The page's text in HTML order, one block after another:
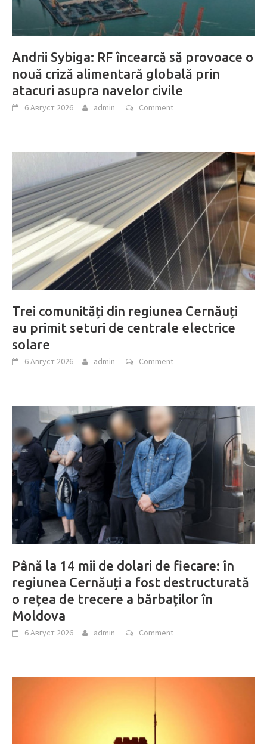
Andrii Sybiga: RF încearcă să provoace o
nouă criză alimentară globală prin
atacuri asupra navelor civile
6 Август 2026 admin Comment
Trei comunități din regiunea Cernăuți
au primit seturi de centrale electrice
solare
6 Август 2026 admin Comment
Până la 14 mii de dolari de fiecare: în
regiunea Cernăuți a fost destructurată
o rețea de trecere a bărbaților în
Moldova
6 Август 2026 admin Comment